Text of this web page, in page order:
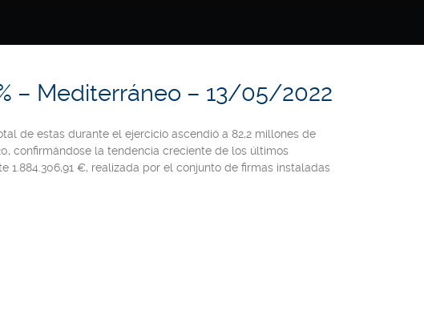
– Mediterráneo – 13/05/2022
de estas durante el ejercicio ascendió a 82,2 millones de
confirmándose la tendencia creciente de los últimos
1.884.306,91 €, realizada por el conjunto de firmas instaladas